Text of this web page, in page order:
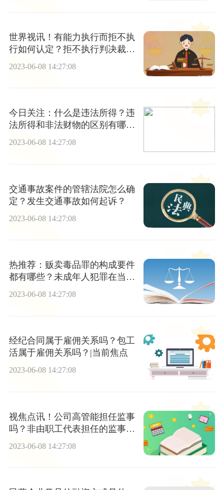
世界视讯！有能力执行而拒不执
行如何认定？拒不执行判决裁定
2023-06-08 14:27:08
今日关注：什么是违法所得？违
法所得和非法财物的区别有哪
些？
2023-06-08 14:27:08
交通事故案件的管辖法院怎么确
定？发生交通事故如何起诉？
2023-06-08 14:27:08
热推荐：贩卖毒品罪的构成要件
都有哪些？未成年人犯罪在当前
的刑事案件中占有一定的比例
2023-06-08 14:27:08
经纪合同属于雇佣关系吗？包工
活属于雇佣关系吗？|当前焦点
2023-06-08 14:27:08
视焦点讯！公司高管能担任监事
吗？非由职工代表担任的监事如
2023-06-08 14:27:08